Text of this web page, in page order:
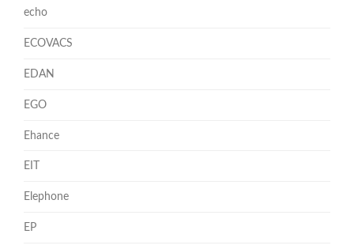
echo
ECOVACS
EDAN
EGO
Ehance
EIT
Elephone
EP